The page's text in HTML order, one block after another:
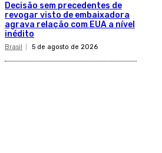
Decisão sem precedentes de
revogar visto de embaixadora
agrava relação com EUA a nível
inédito
Brasil 5 de agosto de 2026